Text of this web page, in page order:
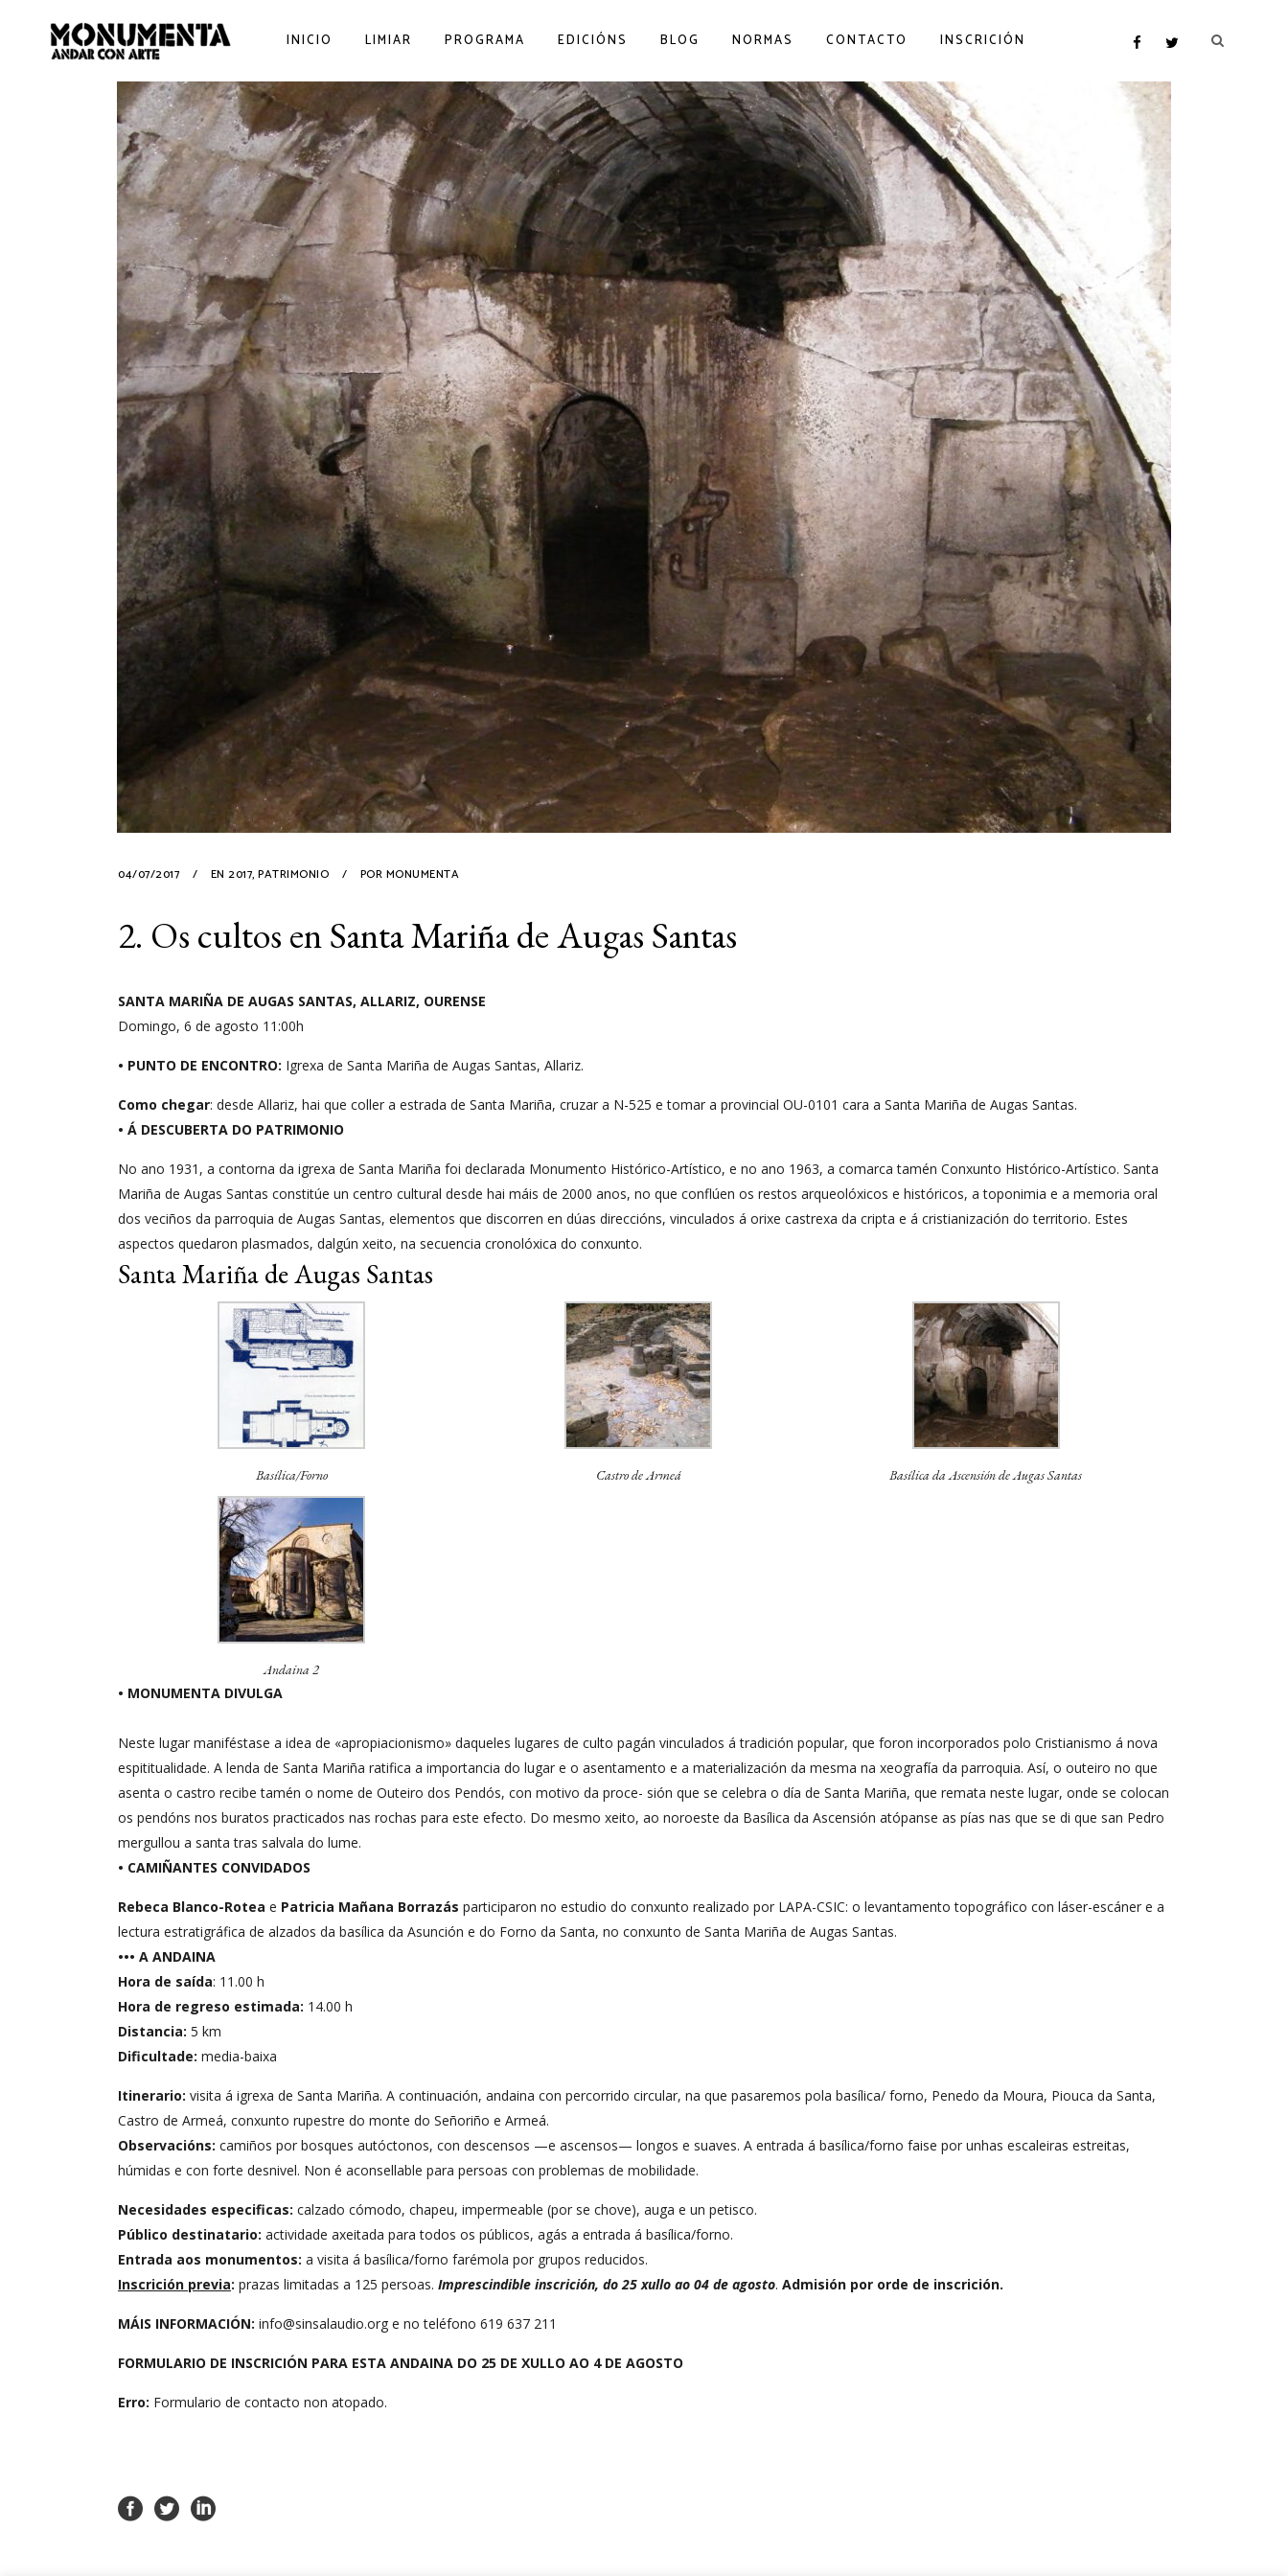
INICIO LIMIAR PROGRAMA EDICIÓNS BLOG NORMAS CONTACTO INSCRICIÓN
04/07/2017 EN 2017, PATRIMONIO POR MONUMENTA
2. Os cultos en Santa Mariña de Augas Santas
SANTA MARIÑA DE AUGAS SANTAS, ALLARIZ, OURENSE
Domingo, 6 de agosto 11:00h
• PUNTO DE ENCONTRO: Igrexa de Santa Mariña de Augas Santas, Allariz.
Como chegar: desde Allariz, hai que coller a estrada de Santa Mariña, cruzar a N-525 e tomar a provincial OU-0101 cara a Santa Mariña de Augas Santas.
• Á DESCUBERTA DO PATRIMONIO
No ano 1931, a contorna da igrexa de Santa Mariña foi declarada Monumento Histórico-Artístico, e no ano 1963, a comarca tamén Conxunto Histórico-Artístico. Santa
Mariña de Augas Santas constitúe un centro cultural desde hai máis de 2000 anos, no que conflúen os restos arqueolóxicos e históricos, a toponimia e a memoria oral
dos veciños da parroquia de Augas Santas, elementos que discorren en dúas direccións, vinculados á orixe castrexa da cripta e á cristianización do territorio. Estes
aspectos quedaron plasmados, dalgún xeito, na secuencia cronolóxica do conxunto.
Santa Mariña de Augas Santas
Basílica/Forno Castro de Armeá Basílica da Ascensión de Augas Santas
Andaina 2
• MONUMENTA DIVULGA
Neste lugar maniféstase a idea de «apropiacionismo» daqueles lugares de culto pagán vinculados á tradición popular, que foron incorporados polo Cristianismo á nova
espititualidade. A lenda de Santa Mariña ratifica a importancia do lugar e o asentamento e a materialización da mesma na xeografía da parroquia. Así, o outeiro no que
asenta o castro recibe tamén o nome de Outeiro dos Pendós, con motivo da proce- sión que se celebra o día de Santa Mariña, que remata neste lugar, onde se colocan
os pendóns nos buratos practicados nas rochas para este efecto. Do mesmo xeito, ao noroeste da Basílica da Ascensión atópanse as pías nas que se di que san Pedro
mergullou a santa tras salvala do lume.
• CAMIÑANTES CONVIDADOS
Rebeca Blanco-Rotea e Patricia Mañana Borrazás participaron no estudio do conxunto realizado por LAPA-CSIC: o levantamento topográfico con láser-escáner e a
lectura estratigráfica de alzados da basílica da Asunción e do Forno da Santa, no conxunto de Santa Mariña de Augas Santas.
••• A ANDAINA
Hora de saída: 11.00 h
Hora de regreso estimada: 14.00 h
Distancia: 5 km
Dificultade: media-baixa
Itinerario: visita á igrexa de Santa Mariña. A continuación, andaina con percorrido circular, na que pasaremos pola basílica/ forno, Penedo da Moura, Piouca da Santa,
Castro de Armeá, conxunto rupestre do monte do Señoriño e Armeá.
Observacións: camiños por bosques autóctonos, con descensos —e ascensos— longos e suaves. A entrada á basílica/forno faise por unhas escaleiras estreitas,
húmidas e con forte desnivel. Non é aconsellable para persoas con problemas de mobilidade.
Necesidades especificas: calzado cómodo, chapeu, impermeable (por se chove), auga e un petisco.
Público destinatario: actividade axeitada para todos os públicos, agás a entrada á basílica/forno.
Entrada aos monumentos: a visita á basílica/forno farémola por grupos reducidos.
Inscrición previa: prazas limitadas a 125 persoas. Imprescindible inscrición, do 25 xullo ao 04 de agosto. Admisión por orde de inscrición.
MÁIS INFORMACIÓN: info@sinsalaudio.org e no teléfono 619 637 211
FORMULARIO DE INSCRICIÓN PARA ESTA ANDAINA DO 25 DE XULLO AO 4 DE AGOSTO
Erro: Formulario de contacto non atopado.